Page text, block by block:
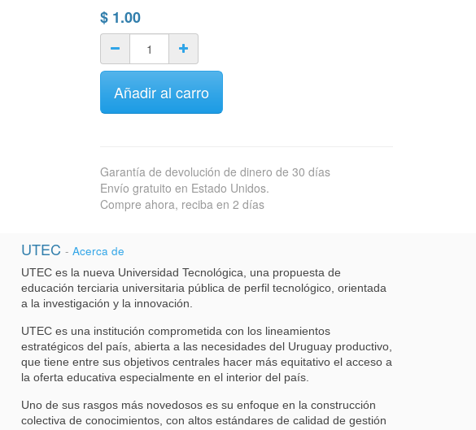
$ 1.00
Añadir al carro
Garantía de devolución de dinero de 30 días
Envío gratuito en Estado Unidos.
Compre ahora, reciba en 2 días
UTEC - Acerca de
UTEC es la nueva Universidad Tecnológica, una propuesta de
educación terciaria universitaria pública de perfil tecnológico, orientada
a la investigación y la innovación.
UTEC es una institución comprometida con los lineamientos
estratégicos del país, abierta a las necesidades del Uruguay productivo,
que tiene entre sus objetivos centrales hacer más equitativo el acceso a
la oferta educativa especialmente en el interior del país.
Uno de sus rasgos más novedosos es su enfoque en la construcción
colectiva de conocimientos, con altos estándares de calidad de gestión